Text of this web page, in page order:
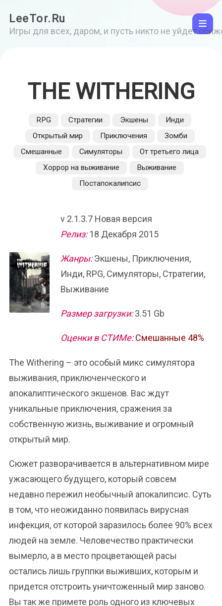
LeeTor.Ru
Игры для всех, даром, и пусть никто не уйдет
THE WITHERING
RPG Стратегии Экшены
Инди
Открытый мир
Приключения
Зомби
Смешанные
Симуляторы
От третьего лица
Хоррор на выживание
Выживание
Постапокалипсис
v 2.1.3.7 Новая версия
Релиз:18 Декабря 2015
Жанры:Экшены, Приключения,
Инди, RPG, Симуляторы, Стратегии,
Выживание
Размер загрузки:3.51 Gb
Оценки в СТИМе: Смешанные 48%
The Withering – это особый микс симулятора
выживания, приключенческого и
апокалиптического экшенов. Вас ждут
уникальные приключения, сражения за
собственную жизнь, выживание и огромный
открытый мир.
Сюжет разворачивается в альтернативном мире
ужасающего будущего, который совсем
недавно пережил необычный апокалипсис. Суть
в том, что неожиданно появилась вирусная
инфекция, от которой заразилось более 90% всех
людей на земле. Человечество практически
вымерло, а в место процветающей расы
остались лишь группки выживших, которым и
придется отстроить уничтоженный мир заново.
Вы так же примете роль одного из ключевых